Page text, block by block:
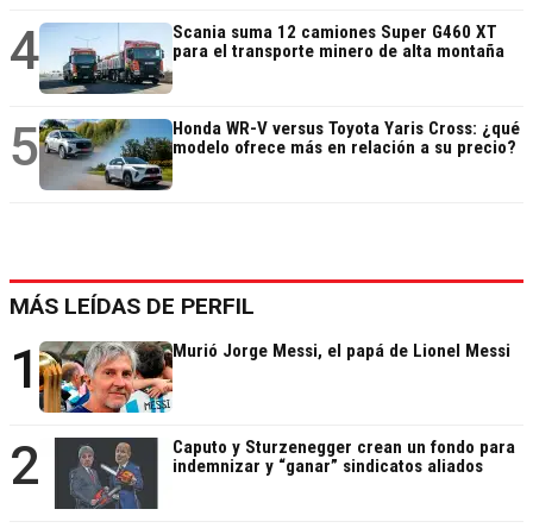
4
Scania suma 12 camiones Super G460 XT
para el transporte minero de alta montaña
5
Honda WR-V versus Toyota Yaris Cross: ¿qué
modelo ofrece más en relación a su precio?
MÁS LEÍDAS DE PERFIL
1 Murió Jorge Messi, el papá de Lionel Messi
2
Caputo y Sturzenegger crean un fondo para
indemnizar y “ganar” sindicatos aliados